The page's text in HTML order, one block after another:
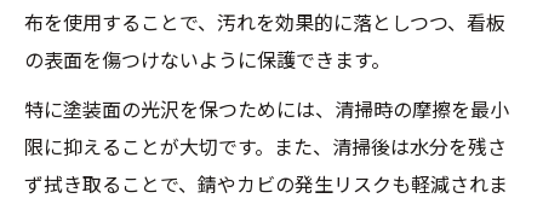
布を使用することで、汚れを効果的に落としつつ、看板
の表面を傷つけないように保護できます。
特に塗装面の光沢を保つためには、清掃時の摩擦を最小
限に抑えることが大切です。また、清掃後は水分を残さ
ず拭き取ることで、錆やカビの発生リスクも軽減されま